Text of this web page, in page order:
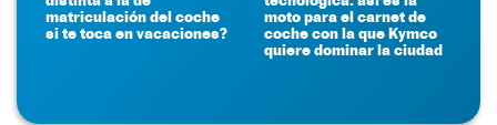
matriculación del coche
si te toca en vacaciones?
moto para el carnet de
coche con la que Kymco
quiere dominar la ciudad